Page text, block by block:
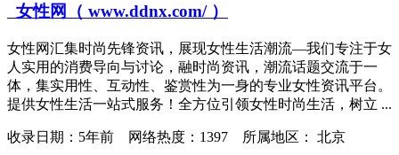
女性网（ www.ddnx.com/ ）
女性网汇集时尚先锋资讯，展现女性生活潮流—我们专注于女
人实用的消费导向与讨论，融时尚资讯，潮流话题交流于一
体，集实用性、互动性、鉴赏性为一身的专业女性资讯平台。
提供女性生活一站式服务！全方位引领女性时尚生活，树立 ...
收录日期： 5年前 网络热度：1397 所属地区： 北京